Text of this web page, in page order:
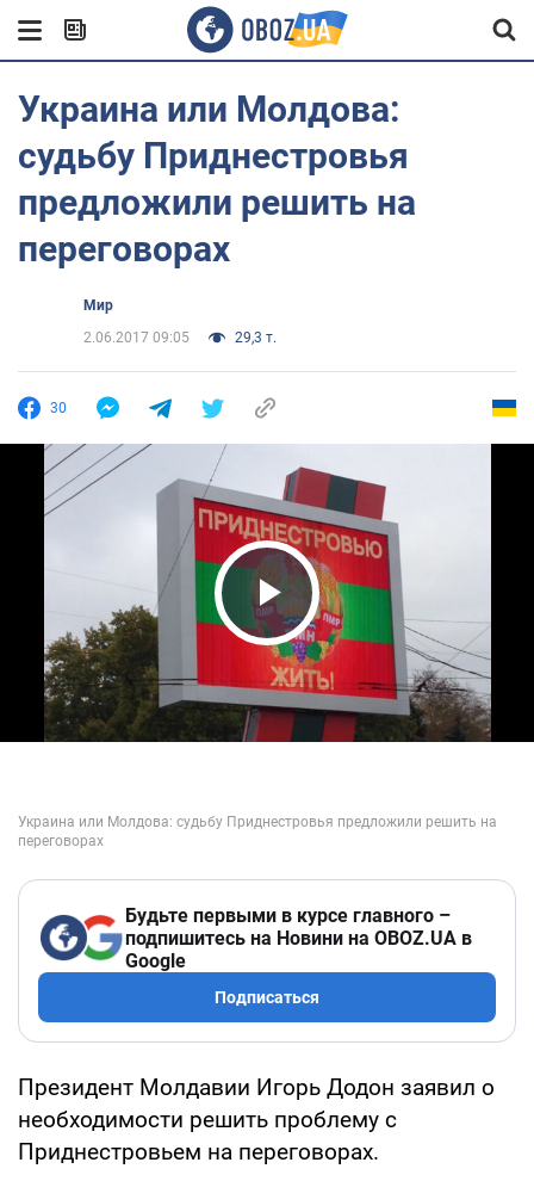
Украина или Молдова:
судьбу Приднестровья
предложили решить на
переговорах
Мир
2.06.2017 09:05
29,3 т.
30
Play Video
Будьте первыми в курсе главного –
подпишитесь на Новини на OBOZ.UA в
Google
Подписаться
Президент Молдавии Игорь Додон заявил о
необходимости решить проблему с
Приднестровьем на переговорах.